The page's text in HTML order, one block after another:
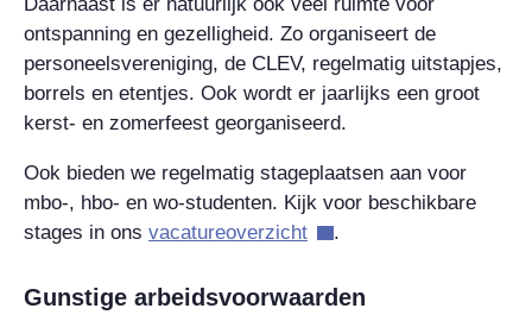
ontspanning en gezelligheid. Zo organiseert de
personeelsvereniging, de CLEV, regelmatig uitstapjes,
borrels en etentjes. Ook wordt er jaarlijks een groot
kerst- en zomerfeest georganiseerd.
Ook bieden we regelmatig stageplaatsen aan voor
mbo-, hbo- en wo-studenten. Kijk voor beschikbare
stages in ons vacatureoverzicht .
Gunstige arbeidsvoorwaarden